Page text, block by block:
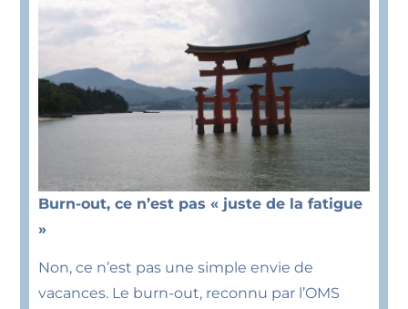
Burn-out, ce n’est pas « juste de la fatigue
»
Non, ce n’est pas une simple envie de
vacances. Le burn-out, reconnu par l’OMS